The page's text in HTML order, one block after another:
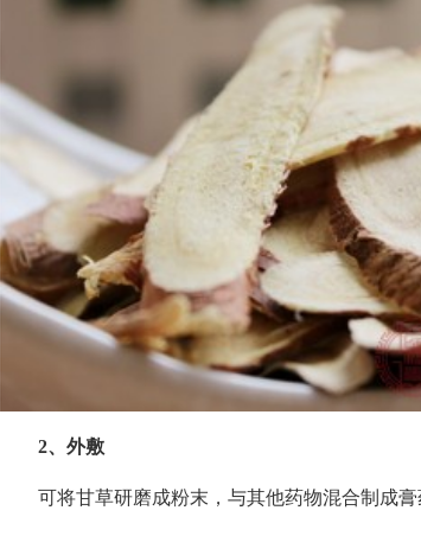
2、外敷
可将甘草研磨成粉末，与其他药物混合制成膏